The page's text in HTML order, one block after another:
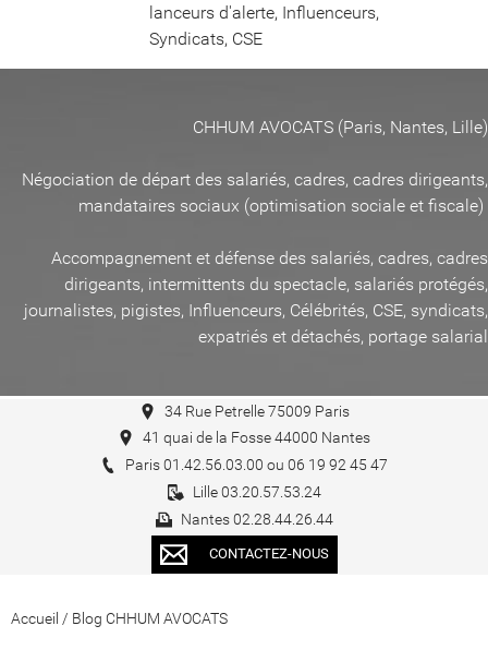
lanceurs d'alerte, Influenceurs,
Syndicats, CSE
CHHUM AVOCATS (Paris, Nantes, Lille)
Négociation de départ des salariés, cadres, cadres dirigeants,
mandataires sociaux (optimisation sociale et fiscale)
Accompagnement et défense des salariés, cadres, cadres
dirigeants, intermittents du spectacle, salariés protégés,
journalistes, pigistes, Influenceurs, Célébrités, CSE, syndicats,
expatriés et détachés, portage salarial
34 Rue Petrelle 75009 Paris
41 quai de la Fosse 44000 Nantes
Paris 01.42.56.03.00 ou 06 19 92 45 47
Lille 03.20.57.53.24
Nantes 02.28.44.26.44
CONTACTEZ-NOUS
Accueil / Blog CHHUM AVOCATS